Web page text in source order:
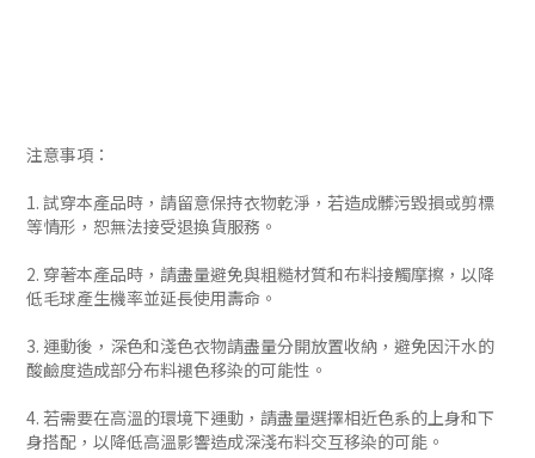
注意事項：
1. 試穿本產品時，請留意保持衣物乾淨，若造成髒污毀損或剪標
等情形，恕無法接受退換貨服務。
2. 穿著本產品時，請盡量避免與粗糙材質和布料接觸摩擦，以降
低毛球產生機率並延長使用壽命。
3. 運動後，深色和淺色衣物請盡量分開放置收納，避免因汗水的
酸鹼度造成部分布料褪色移染的可能性。
4. 若需要在高溫的環境下運動，請盡量選擇相近色系的上身和下
身搭配，以降低高溫影響造成深淺布料交互移染的可能。